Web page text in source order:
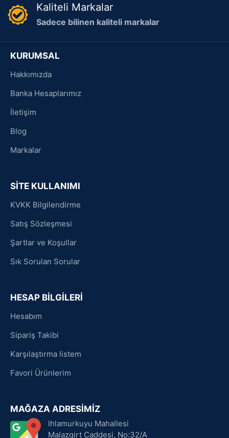
Kaliteli Markalar
Sadece bilinen kaliteli markalar
KURUMSAL
Hakkımızda
Banka Hesaplarımız
İletişim
Blog
Markalar
SİTE KULLANIMI
KVKK Bilgilendirme
Satış Sözleşmesi
Şartlar ve Koşullar
Sık Sorulan Sorular
HESAP BİLGİLERİ
Hesabım
Sipariş Takibi
Karşılaştırma listem
Favori Ürünlerim
MAĞAZA ADRESİMİZ
Ihlamurkuyu Mahallesi
Malazgirt Caddesi, No:32/A